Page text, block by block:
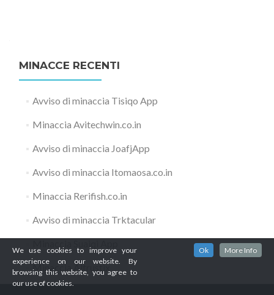
MINACCE RECENTI
Avviso di minaccia Tisiqo App
Minaccia Avitechwin.co.in
Avviso di minaccia JoafjApp
Avviso di minaccia Itomaosa.co.in
Minaccia Rerifish.co.in
Avviso di minaccia Trktacular
Minaccia Altrustix
We use cookies to improve your
experience on our website. By
browsing this website, you agree to
our use of cookies.
Ok More Info